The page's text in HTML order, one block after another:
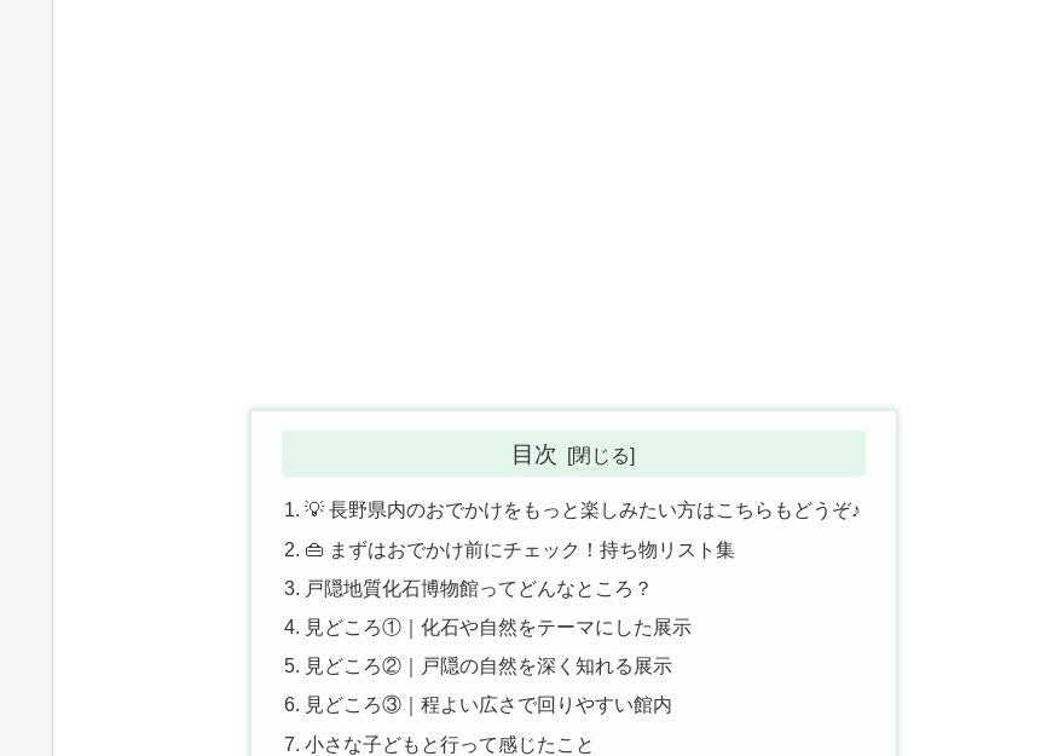
目次
💡 長野県内のおでかけをもっと楽しみたい方はこちらもどうぞ♪
👜 まずはおでかけ前にチェック！持ち物リスト集
戸隠地質化石博物館ってどんなところ？
見どころ①｜化石や自然をテーマにした展示
見どころ②｜戸隠の自然を深く知れる展示
見どころ③｜程よい広さで回りやすい館内
小さな子どもと行って感じたこと